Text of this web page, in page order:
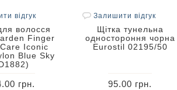
відгук
волосся
Finger
Iconic
Blue Sky
грн.
Залишити відгук
Щітка тунельна
одностороння чорна
Eurostil 02195/50
95.00 грн.